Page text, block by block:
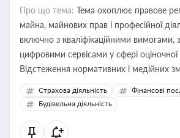
Про що тема: Тема охоплює правове
майна, майнових прав і професійної
включно з кваліфікаційними вимогами,
цифровими сервісами у сфері оціночної
Відстеження нормативних і медійних
корисне для власника бізнесу,
бухгалтера під час оподаткування,
державного майна, корпоративних угод
статусу суб'єктів оціночної діяльності
Страхова діяльність
Фінансові
Будівельна діяльність